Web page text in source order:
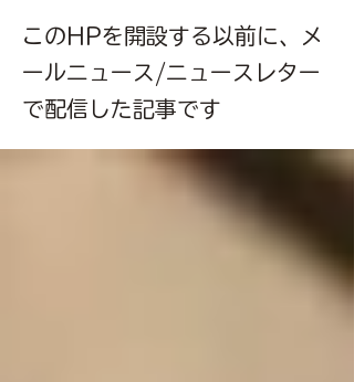
このHPを開設する以前に、メ
ールニュース/ニュースレター
で配信した記事です